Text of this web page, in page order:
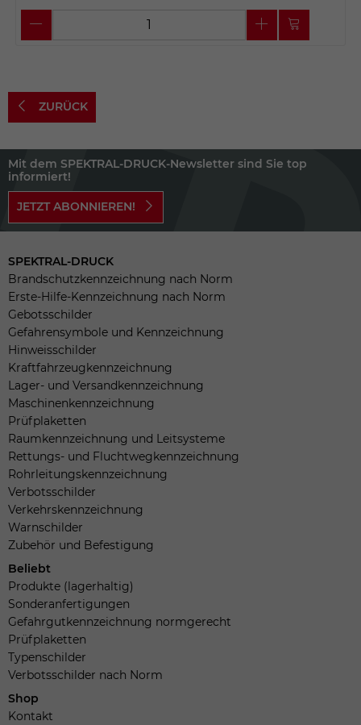
ZURÜCK
Mit dem SPEKTRAL-DRUCK-Newsletter sind Sie top
informiert!
JETZT ABONNIEREN!
SPEKTRAL-DRUCK
Brandschutzkennzeichnung nach Norm
Erste-Hilfe-Kennzeichnung nach Norm
Gebotsschilder
Gefahrensymbole und Kennzeichnung
Hinweisschilder
Kraftfahrzeugkennzeichnung
Lager- und Versandkennzeichnung
Maschinenkennzeichnung
Prüfplaketten
Raumkennzeichnung und Leitsysteme
Rettungs- und Fluchtwegkennzeichnung
Rohrleitungskennzeichnung
Verbotsschilder
Verkehrskennzeichnung
Warnschilder
Zubehör und Befestigung
Beliebt
Produkte (lagerhaltig)
Sonderanfertigungen
Gefahrgutkennzeichnung normgerecht
Prüfplaketten
Typenschilder
Verbotsschilder nach Norm
Shop
Kontakt